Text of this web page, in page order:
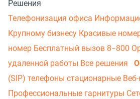
Решения
Телефонизация офиса
Крупному бизнесу Красивые
номер Бесплатный вызов 8−800
удаленной работы Все решения
(SIP) телефоны стационарные
Профессиональные гарнитуры